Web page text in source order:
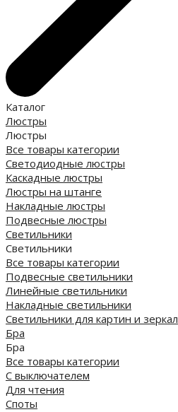
Каталог
Люстры
Люстры
Все товары категории
Светодиодные люстры
Каскадные люстры
Люстры на штанге
Накладные люстры
Подвесные люстры
Светильники
Светильники
Все товары категории
Подвесные светильники
Линейные светильники
Накладные светильники
Светильники для картин и зеркал
Бра
Бра
Все товары категории
С выключателем
Для чтения
Споты